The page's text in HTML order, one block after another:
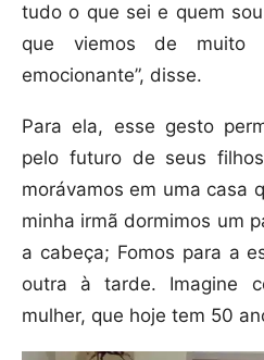
tudo o que sei e quem
que viemos de
emocionante”, disse.
Para ela, esse gesto
pelo futuro de seus
morávamos em uma casa
minha irmã dormimos um
a cabeça; Fomos para a
outra à tarde. Imagine
mulher, que hoje tem 50